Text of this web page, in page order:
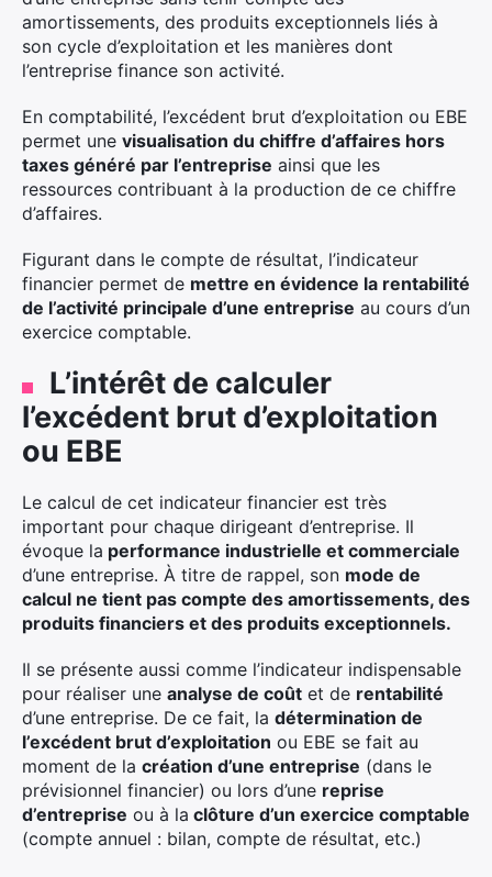
amortissements, des produits exceptionnels liés à
son cycle d’exploitation et les manières dont
l’entreprise finance son activité.
En comptabilité, l’excédent brut d’exploitation ou EBE
permet une visualisation du chiffre d’affaires hors
taxes généré par l’entreprise ainsi que les
ressources contribuant à la production de ce chiffre
d’affaires.
Figurant dans le compte de résultat, l’indicateur
financier permet de mettre en évidence la rentabilité
de l’activité principale d’une entreprise au cours d’un
exercice comptable.
L’intérêt de calculer
l’excédent brut d’exploitation
ou EBE
Le calcul de cet indicateur financier est très
important pour chaque dirigeant d’entreprise. Il
évoque la performance industrielle et commerciale
d’une entreprise. À titre de rappel, son mode de
calcul ne tient pas compte des amortissements, des
produits financiers et des produits exceptionnels.
Il se présente aussi comme l’indicateur indispensable
pour réaliser une analyse de coût et de rentabilité
d’une entreprise. De ce fait, la détermination de
l’excédent brut d’exploitation ou EBE se fait au
moment de la création d’une entreprise (dans le
prévisionnel financier) ou lors d’une reprise
d’entreprise ou à la clôture d’un exercice comptable
(compte annuel : bilan, compte de résultat, etc.)